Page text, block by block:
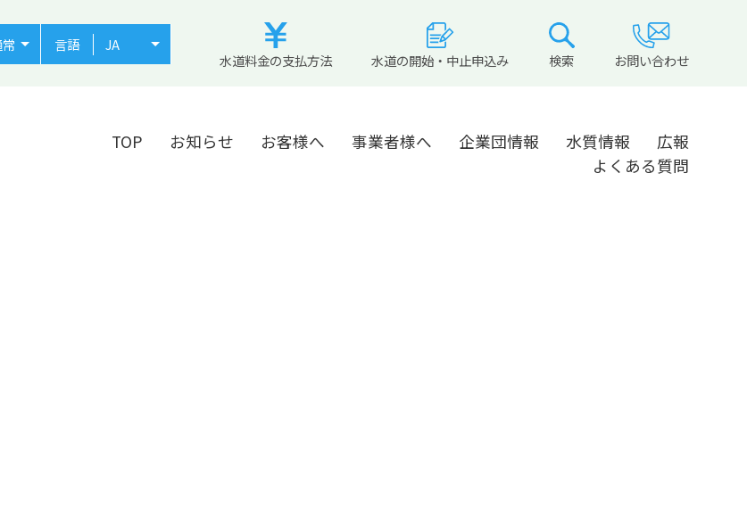
言語
水道料金の支払方法
水道の開始・中止申込み 検索 お問い合わせ
TOP お知らせ お客様へ 事業者様へ 企業団情報 水質情報
広報
よくある質問